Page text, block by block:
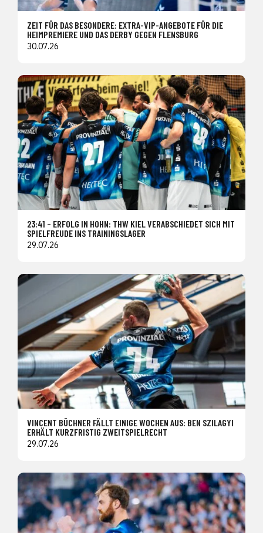
ZEIT FÜR DAS BESONDERE: EXTRA-VIP-ANGEBOTE FÜR DIE
HEIMPREMIERE UND DAS DERBY GEGEN FLENSBURG
30.07.26
23:41 – ERFOLG IN HOHN: THW KIEL VERABSCHIEDET SICH MIT
SPIELFREUDE INS TRAININGSLAGER
29.07.26
VINCENT BÜCHNER FÄLLT EINIGE WOCHEN AUS: BEN SZILAGYI
ERHÄLT KURZFRISTIG ZWEITSPIELRECHT
29.07.26